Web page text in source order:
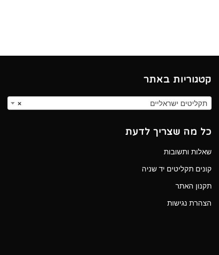
קטגוריות באתר
× תקליטים ישראליים
כל מה שצריך לדעת
שאלות ותשובות
קונים תקליטים יד שניה
תקנון האתר
הצהרת נגישות